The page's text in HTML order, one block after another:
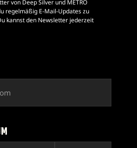
von Deep Silver und METRO
regelmäßig E-Mail-Updates zu
kannst den Newsletter jederzeit